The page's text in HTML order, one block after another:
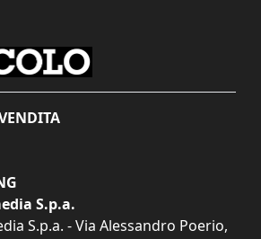
S.p.a.
S.p.a. - Via Alessandro Poerio,